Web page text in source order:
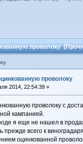
проволоку
проволоку
2014, 22:54:39 »
проволоку с
кампанией.
я еще не нашел в
прежде всего к
оцинкованной